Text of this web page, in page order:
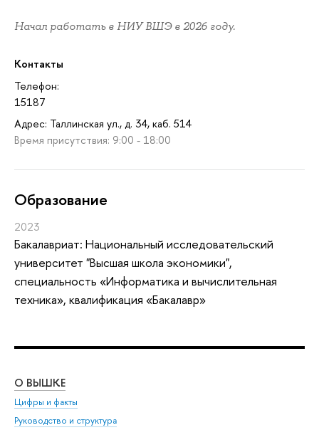
Начал работать в НИУ ВШЭ в 2026 году.
Контакты
Телефон:
15187
Адрес: Таллинская ул., д. 34, каб. 514
Время присутствия: 9:00 - 18:00
Oбразование
2023
Бакалавриат: Национальный исследовательский
университет "Высшая школа экономики",
специальность «Информатика и вычислительная
техника», квалификация «Бакалавр»
О ВЫШКЕ
Цифры и факты
Руководство и структура